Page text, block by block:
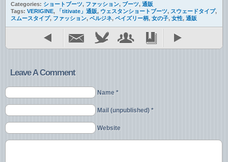
Categories: ショートブーツ, ファッション, ブーツ, 通販
Tags: VERIGINE, 「titivate」通販, ウェスタンショートブーツ, スウェードタイプ,
スムースタイプ, ファッション, ベルジネ, ペイズリー柄, 女の子, 女性, 通販
Leave A Comment
Name *
Mail (unpublished) *
Website